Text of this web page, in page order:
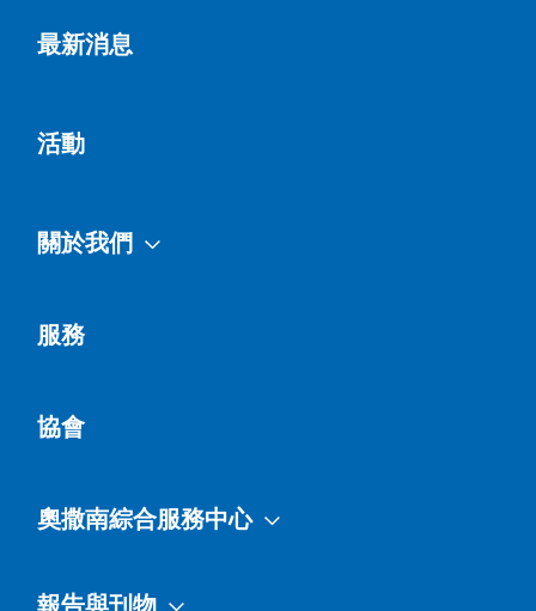
最新消息
活動
關於我們
服務
協會
奧撒南綜合服務中心
報告與刊物